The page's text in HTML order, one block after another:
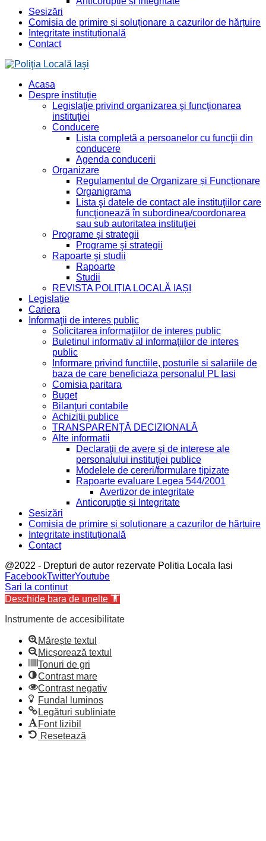
Sesizări
Comisia de primire și soluționare a cazurilor de hărțuire
Integritate instituțională
Contact
Acasa
Despre instituţie
Legislaţie privind organizarea şi funcţionarea
instituţiei
Conducere
Lista completă a persoanelor cu funcţii din
conducere
Agenda conducerii
Organizare
Regulamentul de Organizare și Funcționare
Organigrama
Lista şi datele de contact ale instituţiilor care
funcţionează în subordinea/coordonarea
sau sub autoritatea instituţiei
Programe şi strategii
Programe şi strategii
Rapoarte şi studii
Rapoarte
Studii
REVISTA POLIȚIA LOCALĂ IAȘI
Legislație
Cariera
Informaţii de interes public
Solicitarea informaţiilor de interes public
Buletinul informativ al informaţiilor de interes
public
Informare privind functiile, posturile si salariile de
baza de care beneficiaza personalul PL Iasi
Comisia paritara
Buget
Bilanţuri contabile
Achiziții publice
TRANSPARENȚĂ DECIZIONALĂ
Alte informatii
Declaraţii de avere şi de interese ale
personalului instituţiei publice
Modelele de cereri/formulare tipizate
Rapoarte evaluare Legea 544/2001
Avertizor de integritate
Anticorupție și Integritate
Sesizări
Comisia de primire și soluționare a cazurilor de hărțuire
Integritate instituțională
Contact
@2022 - Drepturi de autor rezervate Politia Locala Iasi
FacebookTwitterYoutube
Sari la conținut
Deschide bara de unelte
Instrumente de accesibilitate
Mărește textul
Micșorează textul
Tonuri de gri
Contrast mare
Contrast negativ
Fundal luminos
Legături subliniate
Font lizibil
Resetează